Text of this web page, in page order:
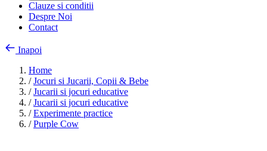
Clauze si conditii
Despre Noi
Contact
Inapoi
Home
/ Jocuri si Jucarii, Copii & Bebe
/ Jucarii si jocuri educative
/ Jucarii si jocuri educative
/ Experimente practice
/ Purple Cow